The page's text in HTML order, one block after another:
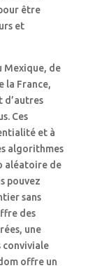
être
et
Mexique, de
la France,
d’autres
Ces
et à
algorithmes
aléatoire de
pouvez
sans
des
une
conviviale
offre un